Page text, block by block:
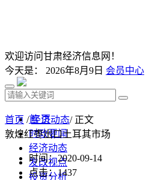
欢迎访问甘肃经济信息网！
今天是： 2026年8月9日 会员中心
首 页
时政要闻
经济动态
发改视点
投资分析
首页 /经济动态/ 正文
敦煌红枣出口土耳其市场
时间：2020-09-14
点击：1437